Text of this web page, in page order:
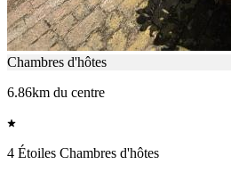
Chambres d'hôtes
6.86km du centre
4 Étoiles Chambres d'hôtes